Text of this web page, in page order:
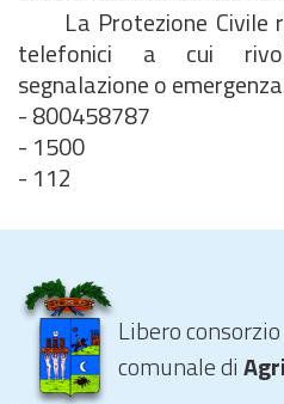
La Protezione Civile
telefonici a cui
segnalazione o
- 800458787
- 1500
- 112
Libero consorzio
comunale di